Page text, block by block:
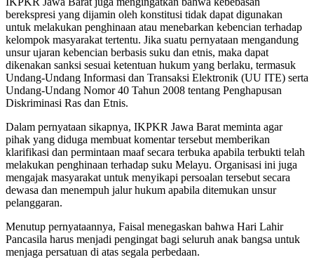
berekspresi yang dijamin oleh konstitusi tidak dapat digunakan
untuk melakukan penghinaan atau menebarkan kebencian terhadap
kelompok masyarakat tertentu. Jika suatu pernyataan mengandung
unsur ujaran kebencian berbasis suku dan etnis, maka dapat
dikenakan sanksi sesuai ketentuan hukum yang berlaku, termasuk
Undang-Undang Informasi dan Transaksi Elektronik (UU ITE) serta
Undang-Undang Nomor 40 Tahun 2008 tentang Penghapusan
Diskriminasi Ras dan Etnis.
Dalam pernyataan sikapnya, IKPKR Jawa Barat meminta agar
pihak yang diduga membuat komentar tersebut memberikan
klarifikasi dan permintaan maaf secara terbuka apabila terbukti telah
melakukan penghinaan terhadap suku Melayu. Organisasi ini juga
mengajak masyarakat untuk menyikapi persoalan tersebut secara
dewasa dan menempuh jalur hukum apabila ditemukan unsur
pelanggaran.
Menutup pernyataannya, Faisal menegaskan bahwa Hari Lahir
Pancasila harus menjadi pengingat bagi seluruh anak bangsa untuk
menjaga persatuan di atas segala perbedaan.